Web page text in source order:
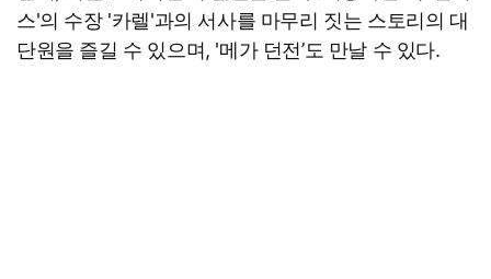
스'의 수장 '카렐'과의 서사를 마무리 짓는 스토리의 대
단원을 즐길 수 있으며, '메가 던전’도 만날 수 있다.